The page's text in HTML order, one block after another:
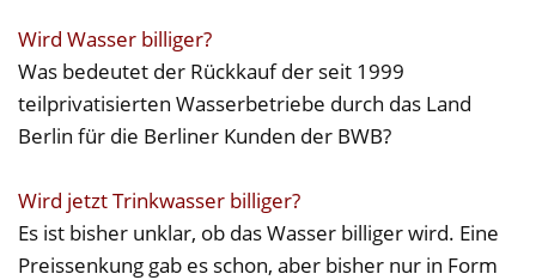
Wird Wasser billiger?
Was bedeutet der Rückkauf der seit 1999
teilprivatisierten Wasserbetriebe durch das Land
Berlin für die Berliner Kunden der BWB?
Wird jetzt Trinkwasser billiger?
Es ist bisher unklar, ob das Wasser billiger wird. Eine
Preissenkung gab es schon, aber bisher nur in Form